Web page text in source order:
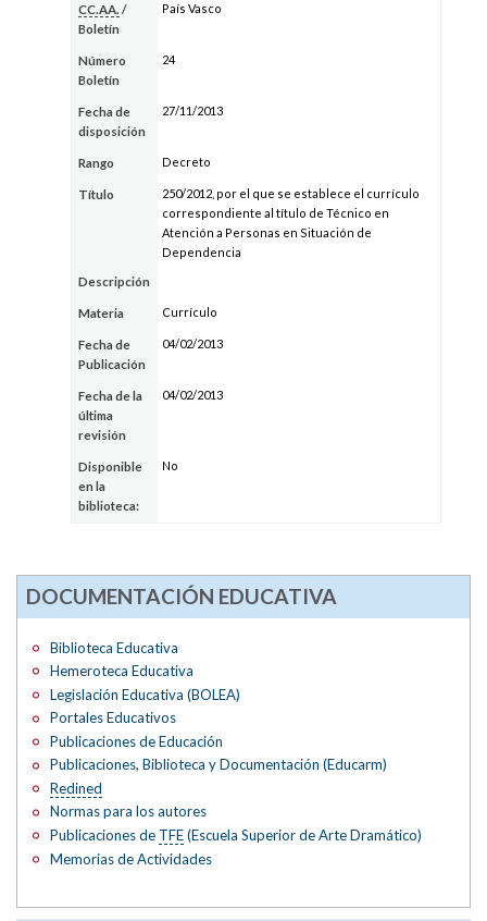
CC.AA. /
Boletín
País Vasco
Número
Boletín
24
Fecha de
disposición
27/11/2013
Rango Decreto
Título
250/2012, por el que se establece el currículo
correspondiente al título de Técnico en
Atención a Personas en Situación de
Dependencia
Descripción
Materia Currículo
Fecha de
Publicación
04/02/2013
Fecha de la
última
revisión
04/02/2013
Disponible
en la
biblioteca:
No
DOCUMENTACIÓN EDUCATIVA
Biblioteca Educativa
Hemeroteca Educativa
Legislación Educativa (BOLEA)
Portales Educativos
Publicaciones de Educación
Publicaciones, Biblioteca y Documentación (Educarm)
Redined
Normas para los autores
Publicaciones de TFE(Escuela Superior de Arte Dramático)
Memorias de Actividades